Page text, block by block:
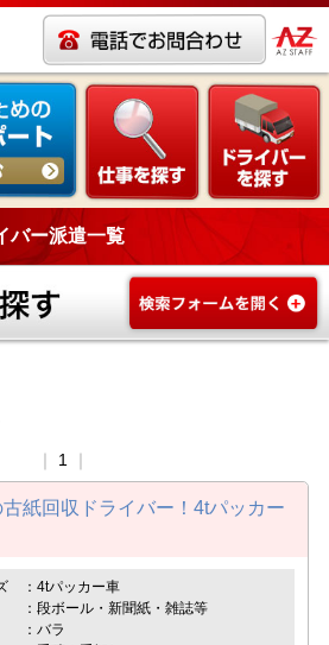
バー派遣一覧
1
紙回収ドライバー！4tパッカー
：4tパッカー車
ボール・新聞紙・雑誌等
バラ